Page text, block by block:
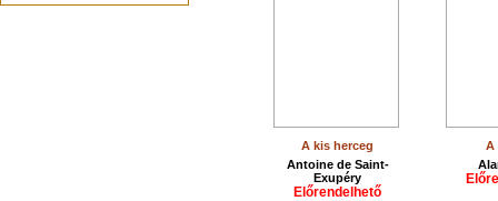
A kis herceg
Antoine de Saint-
Exupéry
Előrendelhető
A